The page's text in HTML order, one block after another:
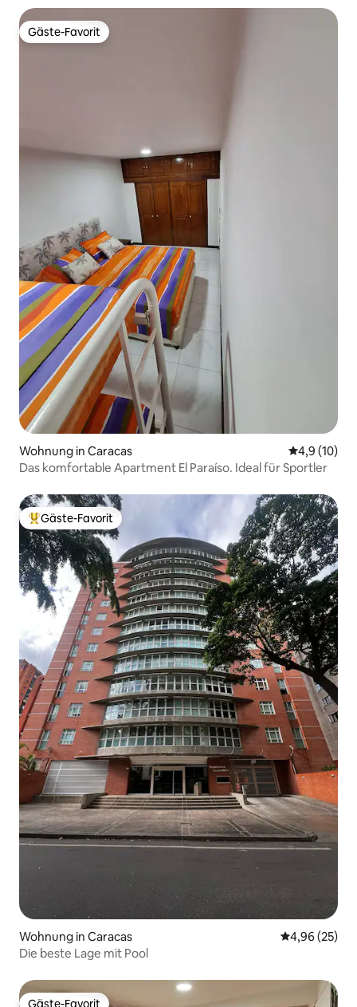
Gäste-Favorit
Gäste-Favorit
Wohnung in Caracas
4,9 (10)
Das komfortable Apartment El Paraíso. Ideal für Sportler
Beliebter Gäste-Favorit.
Gäste-Favorit
Wohnung in Caracas
4,96 (25)
Die beste Lage mit Pool
Gäste-Favorit